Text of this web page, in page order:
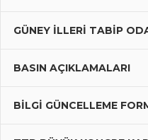
GÜNEY İLLERI TABIP
BASIN AÇIKLAMALARI
BILGI GÜNCELLEME